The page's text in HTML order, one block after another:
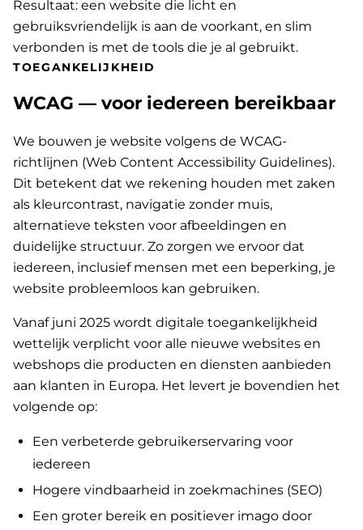
Resultaat: een website die licht en
gebruiksvriendelijk is aan de voorkant, en slim
verbonden is met de tools die je al gebruikt.
TOEGANKELIJKHEID
WCAG — voor iedereen bereikbaar
We bouwen je website volgens de WCAG-
richtlijnen (Web Content Accessibility Guidelines).
Dit betekent dat we rekening houden met zaken
als kleurcontrast, navigatie zonder muis,
alternatieve teksten voor afbeeldingen en
duidelijke structuur. Zo zorgen we ervoor dat
iedereen, inclusief mensen met een beperking, je
website probleemloos kan gebruiken.
Vanaf juni 2025 wordt digitale toegankelijkheid
wettelijk verplicht voor alle nieuwe websites en
webshops die producten en diensten aanbieden
aan klanten in Europa. Het levert je bovendien het
volgende op:
Een verbeterde gebruikerservaring voor
iedereen
Hogere vindbaarheid in zoekmachines (SEO)
Een groter bereik en positiever imago door